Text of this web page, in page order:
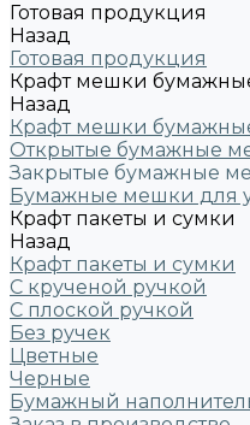
Готовая продукция
Назад
Готовая продукция
Крафт мешки
Назад
Крафт мешки
Открытые бумажные
Закрытые бумажные
Бумажные мешки для
Крафт пакеты и сумки
Назад
Крафт пакеты и сумки
С крученой ручкой
С плоской ручкой
Без ручек
Цветные
Черные
Бумажный